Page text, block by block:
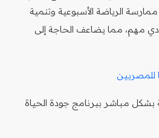
الرياضة الأسبوعية وتنمية
مهم، مما يضاعف الحاجة إلى
للمصريين
مباشر ببرنامج جودة الحياة